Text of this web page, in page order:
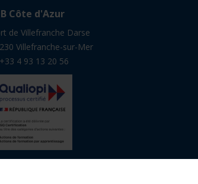
Côte d'Azur
de Villefranche Darse
Villefranche-sur-Mer
4 93 13 20 56